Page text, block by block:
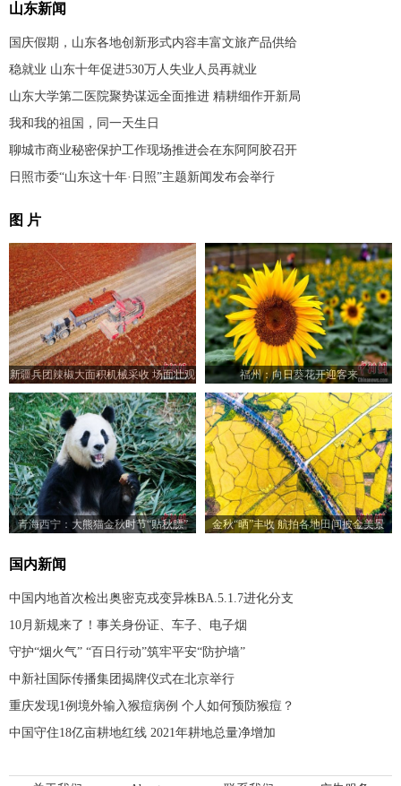
山东新闻
国庆假期，山东各地创新形式内容丰富文旅产品供给
稳就业 山东十年促进530万人失业人员再就业
山东大学第二医院聚势谋远全面推进 精耕细作开新局
我和我的祖国，同一天生日
聊城市商业秘密保护工作现场推进会在东阿阿胶召开
日照市委“山东这十年·日照”主题新闻发布会举行
图 片
新疆兵团辣椒大面积机械采收 场面壮观 福州：向日葵花开迎客来
青海西宁：大熊猫金秋时节“贴秋膘” 金秋“晒”丰收 航拍各地田间披金美景
国内新闻
中国内地首次检出奥密克戎变异株BA.5.1.7进化分支
10月新规来了！事关身份证、车子、电子烟
守护“烟火气” “百日行动”筑牢平安“防护墙”
中新社国际传播集团揭牌仪式在北京举行
重庆发现1例境外输入猴痘病例 个人如何预防猴痘？
中国守住18亿亩耕地红线 2021年耕地总量净增加